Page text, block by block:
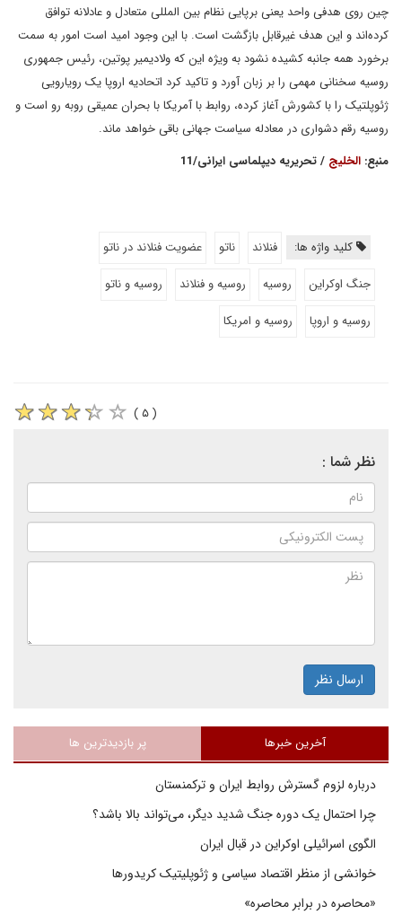
چین روی هدفی واحد یعنی برپایی نظام بین المللی متعادل و عادلانه توافق
کرده‌اند و این هدف غیرقابل بازگشت است. با این وجود امید است امور به سمت
برخورد همه جانبه کشیده نشود به ویژه این که ولادیمیر پوتین، رئیس جمهوری
روسیه سخنانی مهمی را بر زبان آورد و تاکید کرد اتحادیه اروپا یک رویارویی
ژئوپلتیک را با کشورش آغاز کرده، روابط با آمریکا با بحران عمیقی روبه رو است و
روسیه رقم دشواری در معادله سیاست جهانی باقی خواهد ماند.
منبع: الخلیج / تحریریه دیپلماسی ایرانی/11
کلید واژه ها: فنلاند ناتو
عضویت فنلاند در ناتو
جنگ اوکراین
روسیه روسیه و فنلاند
روسیه و ناتو
روسیه و اروپا
روسیه و امریکا
( ۵ )
نظر شما :
ارسال نظر
آخرین خبرها پر بازدیدترین ها
درباره لزوم گسترش روابط ایران و ترکمنستان
چرا احتمال یک دوره جنگ شدید دیگر، می‌تواند بالا باشد؟
الگوی اسرائیلی اوکراین در قبال ایران
خوانشی از منظر اقتصاد سیاسی و ژئوپلیتیک کریدورها
«محاصره در برابر محاصره»